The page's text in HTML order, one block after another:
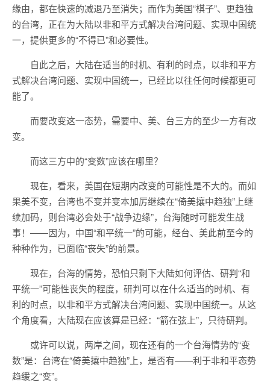
缘由，都在快速的减退乃至消失；而作为美国“棋子”、更趋独
的台湾，正在为大陆以非和平方式解决台湾问题、实现中国统
一，提供更多的“不得已”和必要性。
自此之后，大陆在适当的时机、有利的时点，以非和平方
式解决台湾问题、实现中国统一，已经比以往任何时候都更可
能了。
而要改变这一态势，需要中、美、台三方的至少一方有改
变。
而这三方中的“变数”应该在哪里？
现在，看来，美国在短期内改变的可能性是不大的。而如
果美不变，台湾也不变并变本加厉继续在“倚美攘中趋独”上继
续加码，则台湾必会处于“战争边缘”，台海随时可能发生战
事！——因为，中国“和平统一”的可能，经台、美此前至今的
种种作为，已面临“丧失”的前景。
现在，台海的情势，恐怕只剩下大陆如何评估、研判“和
平统一”可能性丧失的程度，研判可以在什么适当的时机、有
利的时点，以非和平方式解决台湾问题、实现中国统一。从这
个角度看，大陆现在应该算是已经：“箭在弦上”，只待研判。
或许可以说，两岸之间，现在还有的一个台海情势的“变
数”是：台湾在“倚美攘中趋独”上，是否有——利于非和平态势
趋缓之“变”。